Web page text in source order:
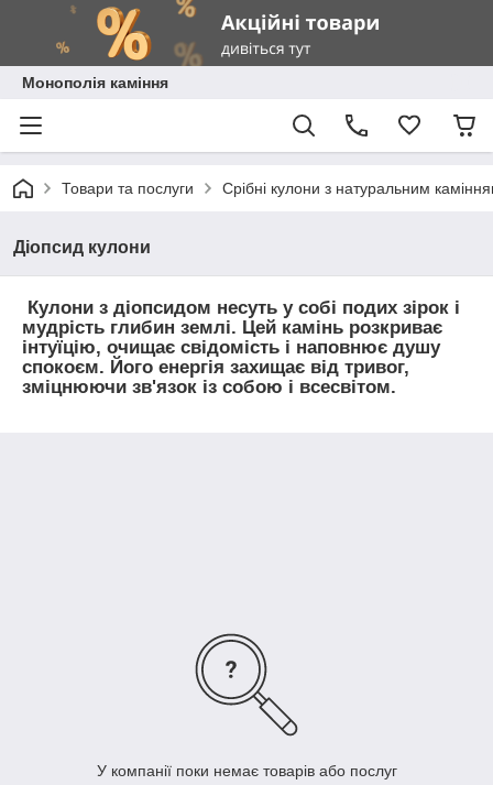
Монополія каміння
Товари та послуги Срібні кулони з натуральним
Діопсид кулони
Кулони з діопсидом несуть у собі подих зірок і
мудрість глибин землі. Цей камінь розкриває
інтуїцію, очищає свідомість і наповнює душу
спокоєм. Його енергія захищає від тривог,
зміцнюючи зв'язок із собою і всесвітом.
У компанії поки немає товарів або послуг